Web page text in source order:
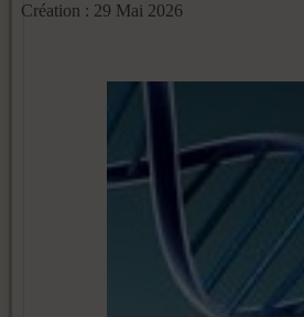
Création : 29 Mai 2026